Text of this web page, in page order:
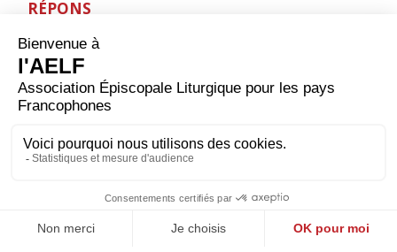
RÉPONS
il rachète ta vie à la mort.
ORAISON
Dieu de puissance et de miséricorde, c'est ta grâce qui
accorde-nous de progresser, sans que rien nous
arrête, vers les biens que tu promets.